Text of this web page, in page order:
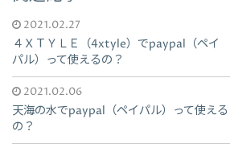
関連記事
2021.02.27
パル）って使えるの